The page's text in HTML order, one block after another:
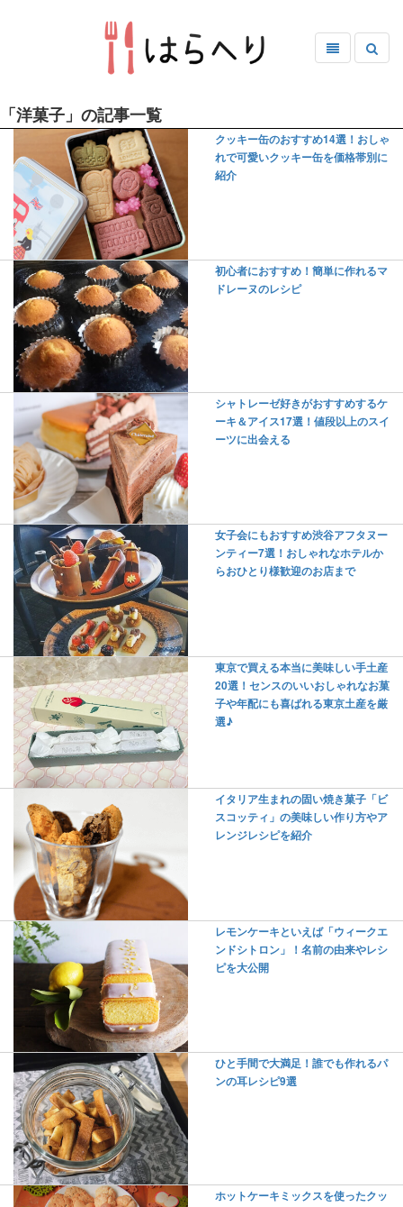
「洋菓子」の記事一覧
クッキー缶のおすすめ14選！おしゃ
れで可愛いクッキー缶を価格帯別に
紹介
初心者におすすめ！簡単に作れるマ
ドレーヌのレシピ
シャトレーゼ好きがおすすめするケ
ーキ＆アイス17選！値段以上のスイ
ーツに出会える
女子会にもおすすめ渋谷アフタヌー
ンティー7選！おしゃれなホテルか
らおひとり様歓迎のお店まで
東京で買える本当に美味しい手土産
20選！センスのいいおしゃれなお菓
子や年配にも喜ばれる東京土産を厳
選♪
イタリア生まれの固い焼き菓子「ビ
スコッティ」の美味しい作り方やア
レンジレシピを紹介
レモンケーキといえば「ウィークエ
ンドシトロン」！名前の由来やレシ
ピを大公開
ひと手間で大満足！誰でも作れるパ
ンの耳レシピ9選
ホットケーキミックスを使ったクッ